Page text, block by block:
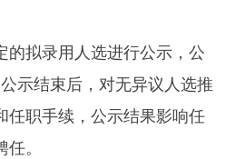
的拟录用人选进行公示，公
示结束后，对无异议人选推
任职手续，公示结果影响任
。